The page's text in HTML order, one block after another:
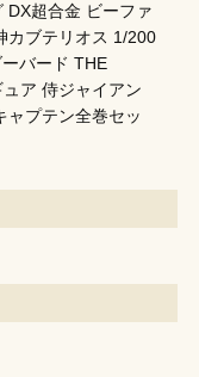
DX超合金 ビーファ
ブテリオス 1/200
バード THE
ア 侍ジャイアン
ャプテン全巻セッ